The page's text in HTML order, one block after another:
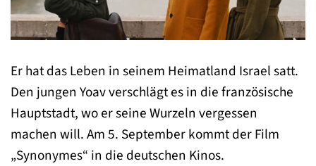
Er hat das Leben in seinem Heimatland Israel satt.
Den jungen Yoav verschlägt es in die französische
Hauptstadt, wo er seine Wurzeln vergessen
machen will. Am 5. September kommt der Film
„Synonymes“ in die deutschen Kinos.